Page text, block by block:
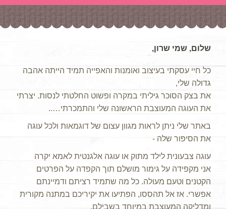
שלום, שמי שרון,
כל חיי עסקתי בעיצוב ואומנות והאפייה תמיד הייתה אהבה
גדולה שלי,
את בצק הסוכר גיליתי במקרה ופשוט החלטתי לנסות. יצרתי
את העוגה המעוצבת הראשונה שלי והתמכרתי…..
באתר שלי ניתן לראות מגוון עצום של דוגמאות ולכל עוגה
את הסיפור שלה -
עוגה צבעונית לילד מתוק או עוגה אלגנטית לאמא יקרה
אני מקפידה על גימור מושלם תוך הקפדה על הפרטים
הקטנים וטעם מעולה. כל מה שתמיד רציתם ודמיינתם
אפשרי. אז אל תהססו, הפתיעו את יקיריכם במתנה מקורית
ומדליקה המעוצבת במיוחד בשבילם.